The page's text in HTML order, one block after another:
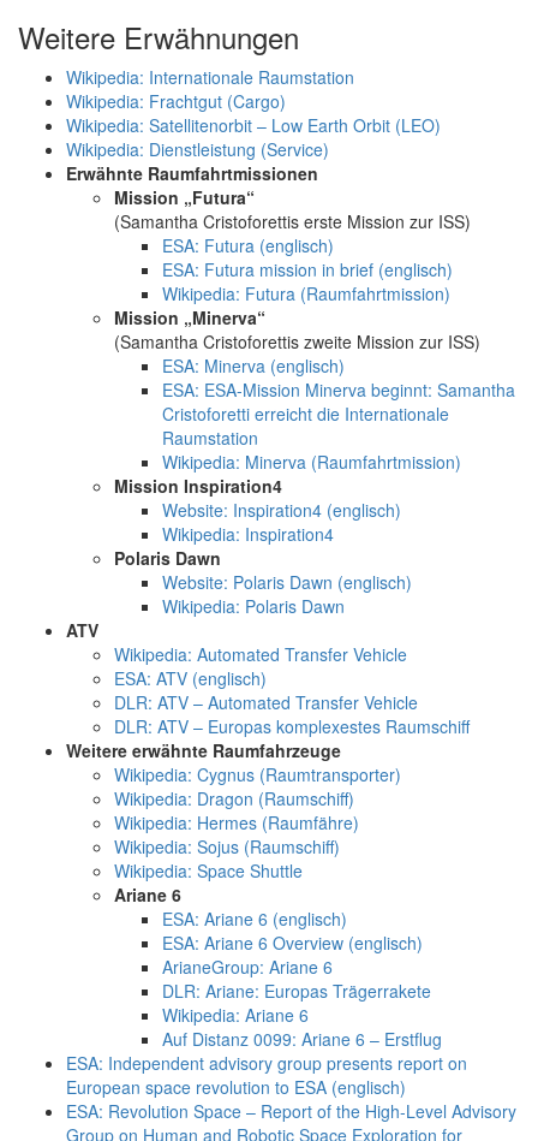
Weitere Erwähnungen
Wikipedia: Internationale Raumstation
Wikipedia: Frachtgut (Cargo)
Wikipedia: Satellitenorbit – Low Earth Orbit (LEO)
Wikipedia: Dienstleistung (Service)
Erwähnte Raumfahrtmissionen
Mission „Futura“
(Samantha Cristoforettis erste Mission zur ISS)
ESA: Futura (englisch)
ESA: Futura mission in brief (englisch)
Wikipedia: Futura (Raumfahrtmission)
Mission „Minerva“
(Samantha Cristoforettis zweite Mission zur ISS)
ESA: Minerva (englisch)
ESA: ESA-Mission Minerva beginnt: Samantha
Cristoforetti erreicht die Internationale
Raumstation
Wikipedia: Minerva (Raumfahrtmission)
Mission Inspiration4
Website: Inspiration4 (englisch)
Wikipedia: Inspiration4
Polaris Dawn
Website: Polaris Dawn (englisch)
Wikipedia: Polaris Dawn
ATV
Wikipedia: Automated Transfer Vehicle
ESA: ATV (englisch)
DLR: ATV – Automated Transfer Vehicle
DLR: ATV – Europas komplexestes Raumschiff
Weitere erwähnte Raumfahrzeuge
Wikipedia: Cygnus (Raumtransporter)
Wikipedia: Dragon (Raumschiff)
Wikipedia: Hermes (Raumfähre)
Wikipedia: Sojus (Raumschiff)
Wikipedia: Space Shuttle
Ariane 6
ESA: Ariane 6 (englisch)
ESA: Ariane 6 Overview (englisch)
ArianeGroup: Ariane 6
DLR: Ariane: Europas Trägerrakete
Wikipedia: Ariane 6
Auf Distanz 0099: Ariane 6 – Erstflug
ESA: Independent advisory group presents report on
European space revolution to ESA (englisch)
ESA: Revolution Space – Report of the High-Level Advisory
Group on Human and Robotic Space Exploration for